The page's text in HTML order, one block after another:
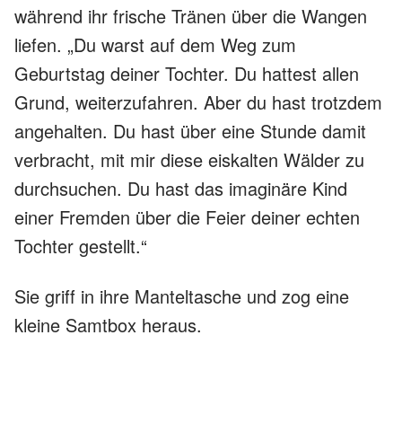
während ihr frische Tränen über die Wangen
liefen. „Du warst auf dem Weg zum
Geburtstag deiner Tochter. Du hattest allen
Grund, weiterzufahren. Aber du hast trotzdem
angehalten. Du hast über eine Stunde damit
verbracht, mit mir diese eiskalten Wälder zu
durchsuchen. Du hast das imaginäre Kind
einer Fremden über die Feier deiner echten
Tochter gestellt.“
Sie griff in ihre Manteltasche und zog eine
kleine Samtbox heraus.